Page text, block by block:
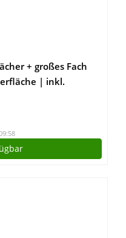
+ großes Fach
| inkl.
Schubladen
Feststellbremse |